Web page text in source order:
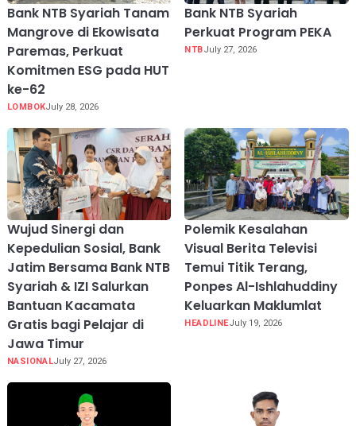
Bank NTB Syariah Tanam
Mangrove di Ekowisata
Paremas, Perkuat
Komitmen ESG pada HUT
ke-62
LOMBOKJuly 28, 2026
Bank NTB Syariah
Perkuat Program PEKA
NTBJuly 27, 2026
Wujud Sinergi dan
Kepedulian Sosial, Bank
Jatim Bersama Bank NTB
Syariah & IZI Salurkan
Bantuan Kacamata
Gratis bagi Pelajar di
Jawa Timur
NASIONALJuly 27, 2026
Polemik Kesalahan
Visual Berita Televisi
Temui Titik Terang,
Ponpes Al-Ishlahuddiny
Keluarkan Maklumlat
HEADLINEJuly 19, 2026